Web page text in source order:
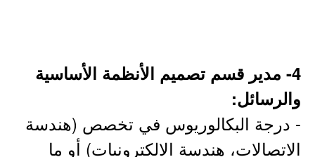
4- مدير قسم تصميم الأنظمة الأساسية
والرسائل:
- درجة البكالوريوس في تخصص (هندسة
الاتصالات، هندسة الالكترونيات) أو ما